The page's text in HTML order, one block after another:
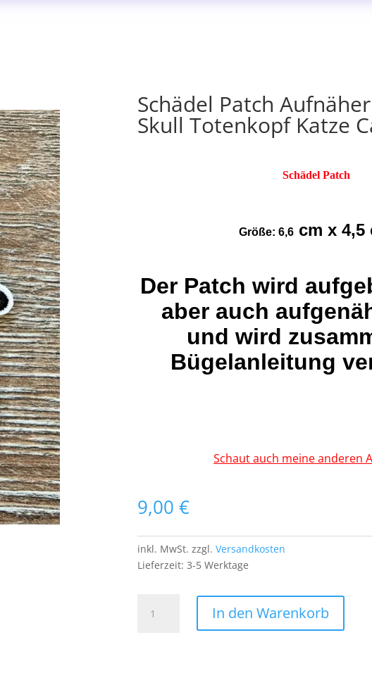
Schädel Patch
Skull Totenkopf Katze
Schädel Patch
Größe: 6,6cm x 4,5
Der Patch wird
aber auch
und wird
Bügelanleitung
Schaut auch meine anderen
9,00 €
inkl. MwSt. zzgl. Versandkosten
Lieferzeit: 3-5 Werktage
Patch
In den Warenkorb